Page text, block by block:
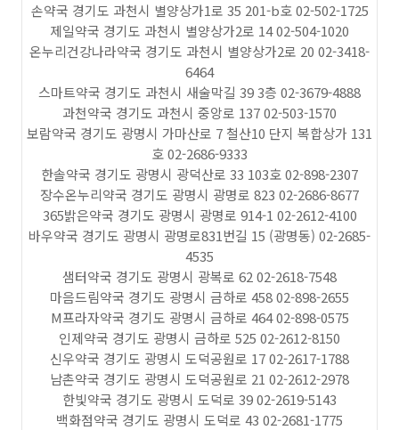
손약국 경기도 과천시 별양상가1로 35 201-b호 02-502-1725
제일약국 경기도 과천시 별양상가2로 14 02-504-1020
온누리건강나라약국 경기도 과천시 별양상가2로 20 02-3418-
6464
스마트약국 경기도 과천시 새술막길 39 3층 02-3679-4888
과천약국 경기도 과천시 중앙로 137 02-503-1570
보람약국 경기도 광명시 가마산로 7 철산10 단지 복합상가 131
호 02-2686-9333
한솔약국 경기도 광명시 광덕산로 33 103호 02-898-2307
장수온누리약국 경기도 광명시 광명로 823 02-2686-8677
365밝은약국 경기도 광명시 광명로 914-1 02-2612-4100
바우약국 경기도 광명시 광명로831번길 15 (광명동) 02-2685-
4535
샘터약국 경기도 광명시 광복로 62 02-2618-7548
마음드림약국 경기도 광명시 금하로 458 02-898-2655
M프라자약국 경기도 광명시 금하로 464 02-898-0575
인제약국 경기도 광명시 금하로 525 02-2612-8150
신우약국 경기도 광명시 도덕공원로 17 02-2617-1788
남촌약국 경기도 광명시 도덕공원로 21 02-2612-2978
한빛약국 경기도 광명시 도덕로 39 02-2619-5143
백화점약국 경기도 광명시 도덕로 43 02-2681-1775